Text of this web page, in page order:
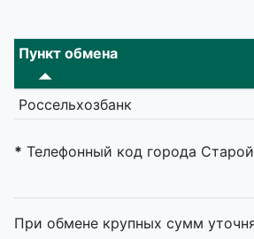
Пункт обмена
Россельхозбанк
* Телефонный код города
При обмене крупных сумм